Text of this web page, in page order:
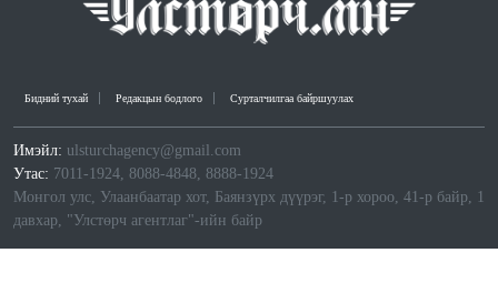
Бидний тухай Редакцын бодлого Сурталчилгаа байршуулах
Имэйл: ulsturchagency@gmail.com
Утас: 7011-1924, 8088-4848, 8888-1924
Монгол улс, Улаанбаатар хот, Баянзүрх дүүрэг, 1-р хороо, 41-р байр, 1
давхар, "Улстөрч агентлаг"-ийн байр